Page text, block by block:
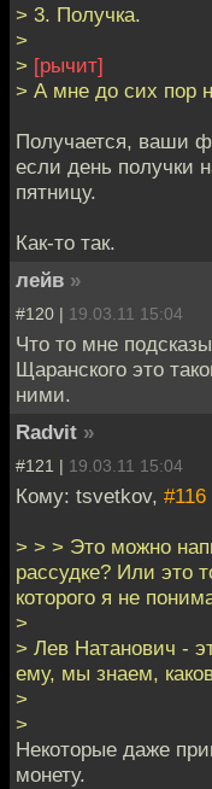
> 3. Получка.
>
> [рычит]
> А мне до сих пор
Получается, ваши
если день получки
пятницу.
Как-то так.
лейв »
#120 | 19.03.11 15:04
Что то мне
Щаранского это
ними.
Radvit »
#121 | 19.03.11 15:04
Кому: tsvetkov, #116
> > > Это можно
рассудке? Или это
которого я не
>
> Лев Натанович -
ему, мы знаем,
>
>
Некоторые даже
монету.